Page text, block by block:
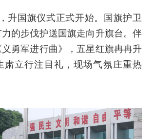
升国旗仪式正式开始。国旗护卫
的步伐护送国旗走向升旗台。伴
勇军进行曲》，五星红旗冉冉升
肃立行注目礼，现场气氛庄重热